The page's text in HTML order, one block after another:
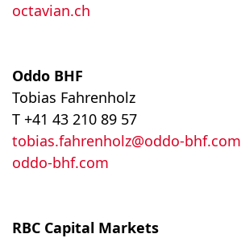
octavian.ch
Oddo BHF
Tobias Fahrenholz
T +41 43 210 89 57
tobias.fahrenholz@oddo-bhf.com
oddo-bhf.com
RBC Capital Markets